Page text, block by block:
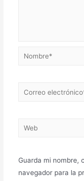
Guarda mi nombre,
navegador para la